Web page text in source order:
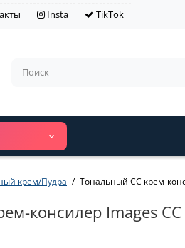
Insta TikTok
крем/Пудра Тональный СС крем-
консилер Images